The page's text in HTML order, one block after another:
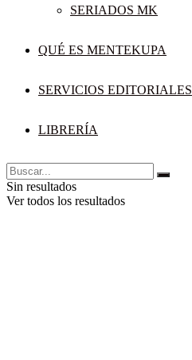
SERIADOS MK
QUÉ ES MENTEKUPA
SERVICIOS EDITORIALES
LIBRERÍA
Sin resultados
Ver todos los resultados